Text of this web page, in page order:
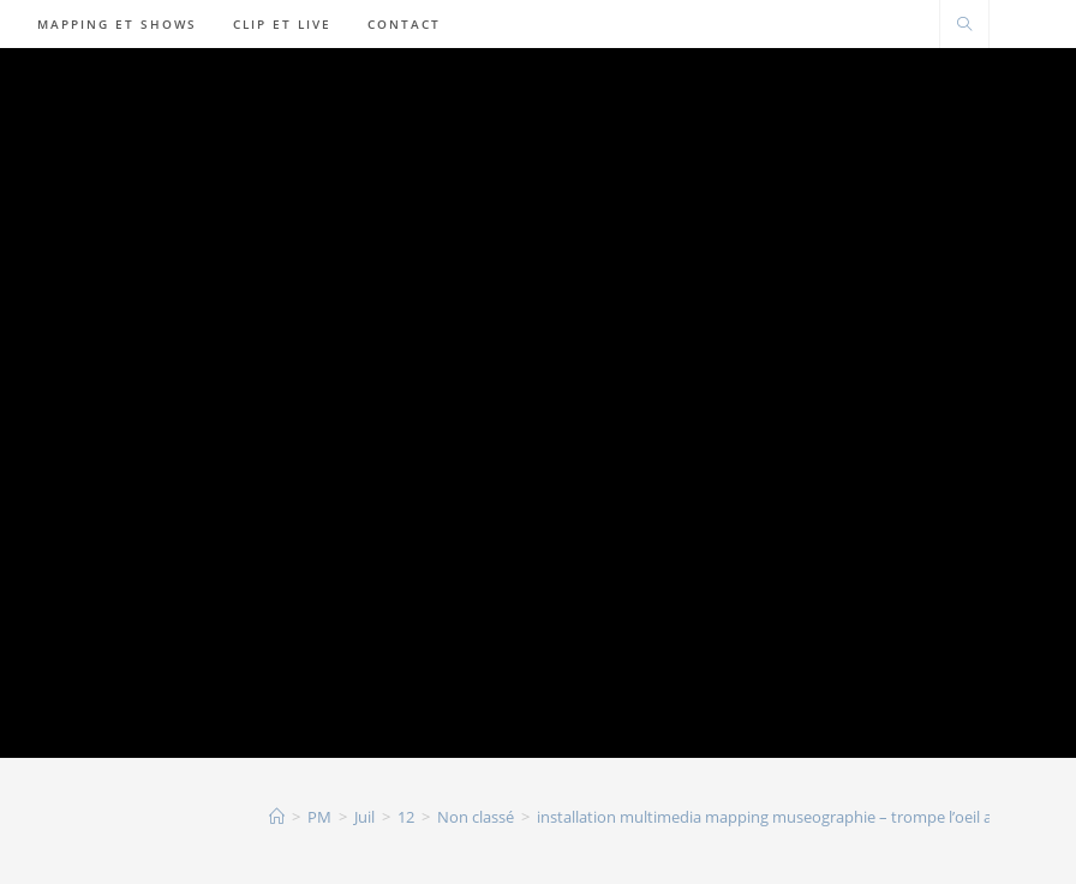
MAPPING ET SHOWS CLIP ET LIVE CONTACT
> PM > Juil > 12 > Non classé > installation multimedia mapping museographie – trompe l’oeil au